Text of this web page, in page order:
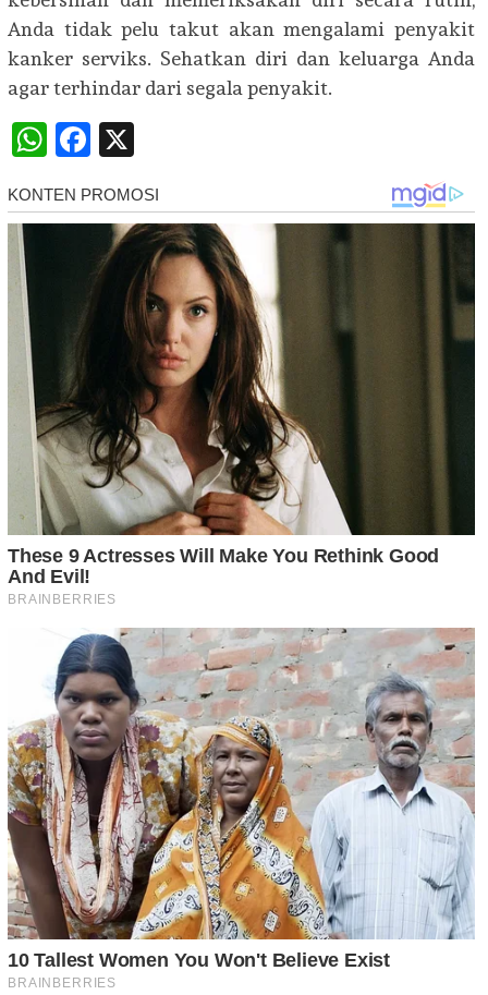
Anda tidak pelu takut akan mengalami penyakit
kanker serviks. Sehatkan diri dan keluarga Anda
agar terhindar dari segala penyakit.
WhatsApp
Facebook